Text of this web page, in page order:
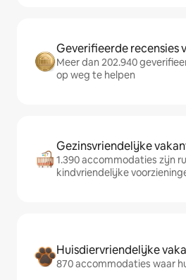
Geverifieerde recensies
Meer dan 202.940
op weg te helpen
Gezinsvriendelijke
1.390 accommodaties zijn
kindvriendelijke
Huisdiervriendelijke
870 accommodaties waar